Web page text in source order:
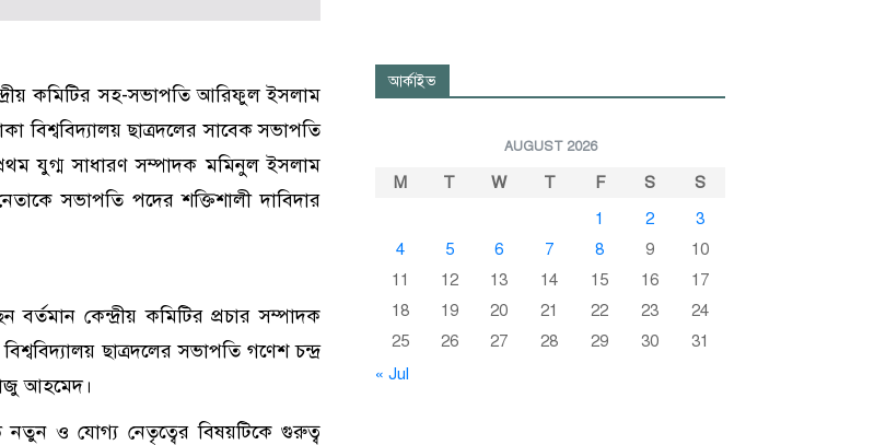
কমিটির সহ-সভাপতি আরিফুল ইসলাম
ছাত্রদলের সাবেক সভাপতি
যুগ্ম সাধারণ সম্পাদক মমিনুল ইসলাম
সভাপতি পদের শক্তিশালী দাবিদার
কেন্দ্রীয় কমিটির প্রচার সম্পাদক
ছাত্রদলের সভাপতি গণেশ চন্দ্র
আহমেদ।
নতুন ও যোগ্য নেতৃত্বের বিষয়টিকে গুরুত্ব
আর্কাইভ
AUGUST 2026
M T W T F S
S
1
2
3
4
5 6 7 8 9
10
11
12 13 14 15 16
17
18
19 20 21 22 23
24
25
26 27 28 29 30
31
« Jul